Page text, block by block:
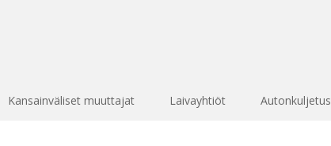
Kansainväliset muuttajat Laivayhtiöt Autonkuljetus